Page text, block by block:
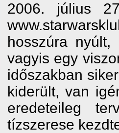
2006. július
hosszúra
vagyis egy
időszakban
kiderült, van
eredeteileg
tízszerese